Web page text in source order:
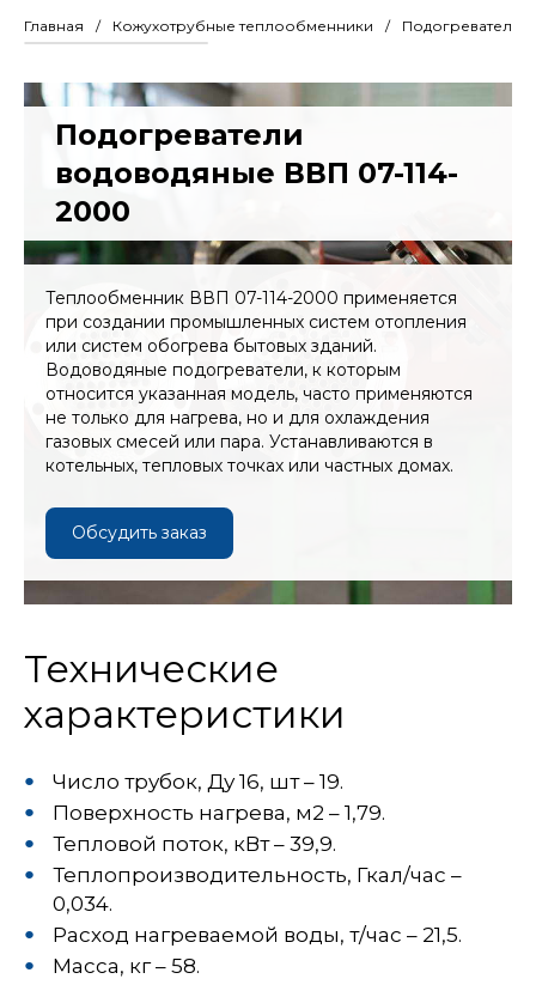
Главная / Кожухотрубные теплообменники / Подогреватели
Подогреватели
водоводяные ВВП 07-114-
2000
Обсудить заказ
Теплообменник ВВП 07-114-2000 применяется
при создании промышленных систем отопления
или систем обогрева бытовых зданий.
Водоводяные подогреватели, к которым
относится указанная модель, часто применяются
не только для нагрева, но и для охлаждения
газовых смесей или пара. Устанавливаются в
котельных, тепловых точках или частных домах.
Технические
характеристики
Число трубок, Ду 16, шт – 19.
Поверхность нагрева, м2 – 1,79.
Тепловой поток, кВт – 39,9.
Теплопроизводительность, Гкал/час –
0,034.
Расход нагреваемой воды, т/час – 21,5.
Масса, кг – 58.